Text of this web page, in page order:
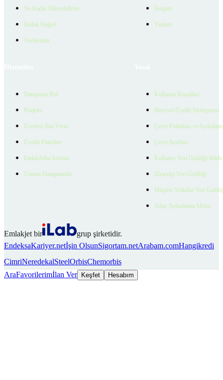
Ne Kadar Ödeyebilirim
Emlak Değeri
Verilerimiz
İletişim
Yardım
Danışman Bul
Projeler
Ücretsiz İlan Verin
Üyelik Paketleri
EmlakZeka Asistan
Uzman Danışmanlar
Kullanım Koşulları
Bireysel Üyelik Sözleşmesi
Çerez Politikası ve
Çerez Ayarları
Kullanıcı Veri Gizliliği
Ziyaretçi Veri Gizliliği
Müşteri Yetkilisi Veri
Aday Aydınlatma Metni
Emlakjet bir
grup şirketidir.
EndeksaKariyer.netİşin OlsunSigortam.netArabam.comHangikredi
CimriNeredekalSteelOrbisChemorbis
AraFavorilerimİlan Ver Keşfet Hesabım